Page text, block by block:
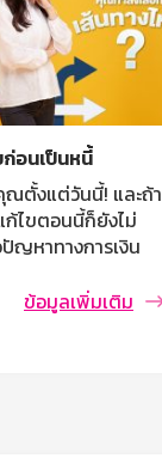
อนเป็นหนี้
ณตั้งแต่วันนี้! และถ้า
ไขตอนนี้ก็ยังไม่
ญหาทางการเงิน
ข้อมูลเพิ่มเติม